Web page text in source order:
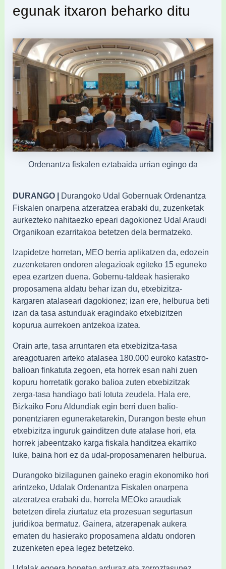
egunak itxaron beharko ditu
Ordenantza fiskalen eztabaida urrian egingo da
DURANGO | Durangoko Udal Gobernuak Ordenantza
Fiskalen onarpena atzeratzea erabaki du, zuzenketak
aurkezteko nahitaezko epeari dagokionez Udal Araudi
Organikoan ezarritakoa betetzen dela bermatzeko.
Izapidetze horretan, MEO berria aplikatzen da, edozein
zuzenketaren ondoren alegazioak egiteko 15 eguneko
epea ezartzen duena. Gobernu-taldeak hasierako
proposamena aldatu behar izan du, etxebizitza-
kargaren atalaseari dagokionez; izan ere, helburua beti
izan da tasa astunduak eragindako etxebizitzen
kopurua aurrekoen antzekoa izatea.
Orain arte, tasa arruntaren eta etxebizitza-tasa
areagotuaren arteko atalasea 180.000 euroko katastro-
balioan finkatuta zegoen, eta horrek esan nahi zuen
kopuru horretatik gorako balioa zuten etxebizitzak
zerga-tasa handiago bati lotuta zeudela. Hala ere,
Bizkaiko Foru Aldundiak egin berri duen balio-
ponentziaren eguneraketarekin, Durangon beste ehun
etxebizitza inguruk gainditzen dute atalase hori, eta
horrek jabeentzako karga fiskala handitzea ekarriko
luke, baina hori ez da udal-proposamenaren helburua.
Durangoko bizilagunen gaineko eragin ekonomiko hori
arintzeko, Udalak Ordenantza Fiskalen onarpena
atzeratzea erabaki du, horrela MEOko araudiak
betetzen direla ziurtatuz eta prozesuan segurtasun
juridikoa bermatuz. Gainera, atzerapenak aukera
ematen du hasierako proposamena aldatu ondoren
zuzenketen epea legez betetzeko.